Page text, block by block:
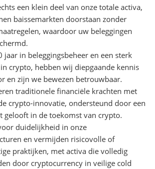
een klein deel van onze totale activa,
baissemarkten doorstaan zonder
waardoor uw beleggingen
jaar in beleggingsbeheer en een sterk
crypto, hebben wij diepgaande kennis
en zijn we bewezen betrouwbaar.
traditionele financiële krachten met
crypto-innovatie, ondersteund door een
gelooft in de toekomst van crypto.
duidelijkheid in onze
en vermijden risicovolle of
praktijken, met activa die volledig
door cryptocurrency in veilige cold